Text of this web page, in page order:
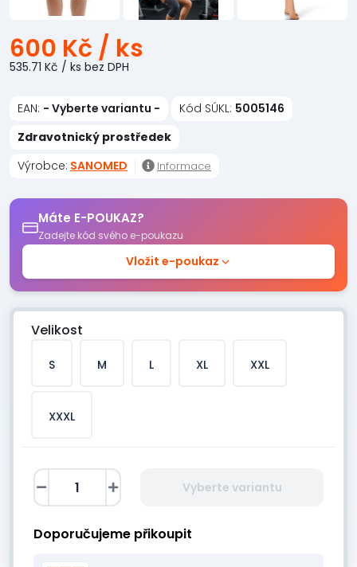
600 Kč / ks
535.71 Kč / ks bez DPH
EAN: - Vyberte variantu - Kód SÚKL: 5005146
Zdravotnický prostředek
Výrobce: SANOMED Informace
Máte E-POUKAZ?
Zadejte kód svého e-poukazu
Vložit e-poukaz
Velikost
S M L XL XXL
XXXL
Vyberte variantu
Doporučujeme přikoupit